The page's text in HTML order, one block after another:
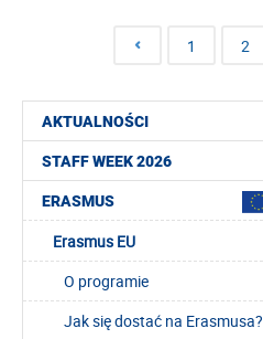
AKTUALNOŚCI
STAFF WEEK 2026
ERASMUS
Erasmus EU
O programie
Jak się dostać na Erasmusa?
1 2